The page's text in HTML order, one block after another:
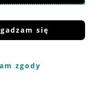
się
zgody